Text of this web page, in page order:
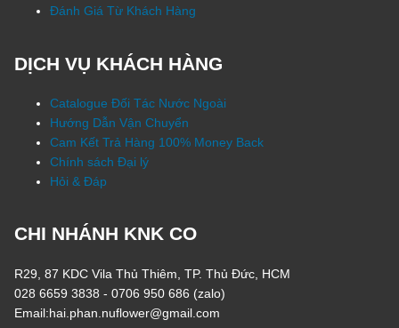
Đánh Giá Từ Khách Hàng
DỊCH VỤ KHÁCH HÀNG
Catalogue Đối Tác Nước Ngoài
Hướng Dẫn Vận Chuyển
Cam Kết Trả Hàng 100% Money Back
Chính sách Đại lý
Hỏi & Đáp
CHI NHÁNH KNK CO
R29, 87 KDC Vila Thủ Thiêm, TP. Thủ Đức, HCM
028 6659 3838 - 0706 950 686 (zalo)
Email:hai.phan.nuflower@gmail.com